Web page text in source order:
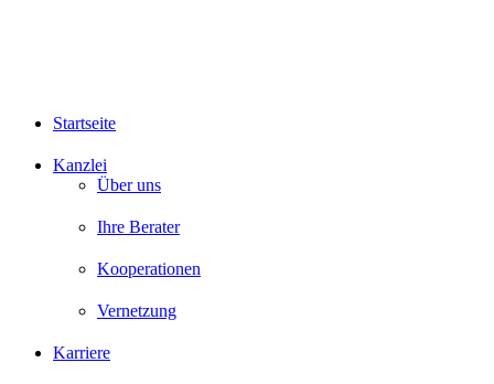
Startseite
Kanzlei
Über uns
Ihre Berater
Kooperationen
Vernetzung
Karriere